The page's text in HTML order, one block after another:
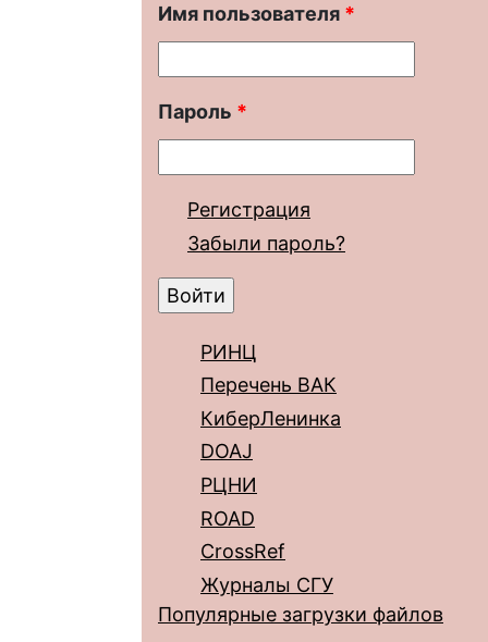
Имя пользователя *
Пароль *
Регистрация
Забыли пароль?
РИНЦ
Перечень ВАК
КиберЛенинка
DOAJ
РЦНИ
ROAD
CrossRef
Журналы СГУ
Популярные загрузки файлов